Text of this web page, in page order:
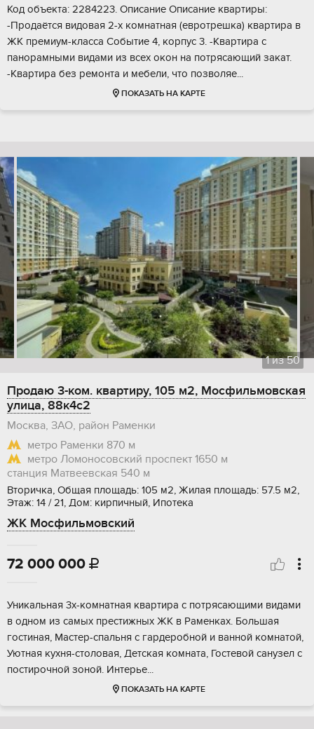
Код объекта: 2284223. Описание Описание квартиры:
-Продаётся видовая 2-х комнатная (евротрешка) квартира в
ЖК премиум-класса Событие 4, корпус 3. -Квартира с
панорамными видами из всех окон на потрясающий закат.
-Квартира без ремонта и мебели, что позволяе...
ПОКАЗАТЬ НА КАРТЕ
1из50
Продаю 3-ком. квартиру, 105 м2, Мосфильмовская
улица, 88к4с2
Москва, ЗАО, район Раменки
метро Раменки 870 м
метро Ломоносовский проспект 1650 м
станция Матвеевская 540 м
Вторичка, Общая площадь: 105 м2, Жилая площадь: 57.5 м2,
Этаж: 14 / 21, Дом: кирпичный, Ипотека
ЖК Мосфильмовский
72 000 000 
Уникальная 3х-комнатная квартира с потрясающими видами
в одном из самых престижных ЖК в Раменках. Большая
гостиная, Мастер-спальня с гардеробной и ванной комнатой,
Уютная кухня-столовая, Детская комната, Гостевой санузел с
постирочной зоной. Интерье...
ПОКАЗАТЬ НА КАРТЕ